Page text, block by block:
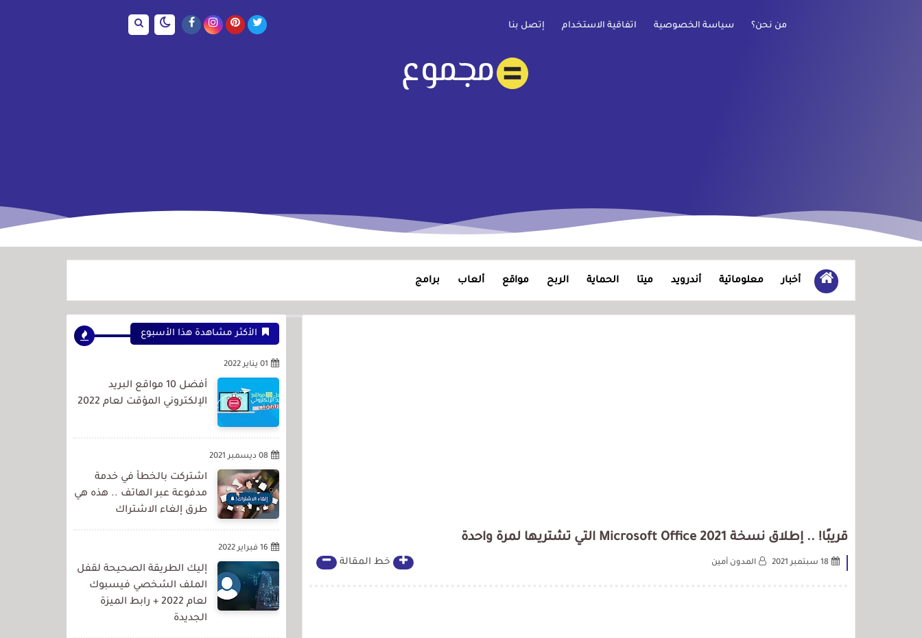
من نحن؟ سياسة الخصوصية اتفاقية الاستخدام إتصل بنا
أخبار معلوماتية أندرويد ميتا الحماية الربح مواقع ألعاب برامج
قريبًا! .. إطلاق نسخة Microsoft Office 2021 التي تشتريها لمرة واحدة
18 سبتمبر 2021 المدون أمين خط المقالة
الأكثر مشاهدة هذا الأسبوع
01 يناير 2022
أفضل 10 مواقع البريد
الإلكتروني المؤقت لعام 2022
08 ديسمبر 2021
اشتركت بالخطأ في خدمة
مدفوعة عبر الهاتف .. هذه هي
طرق إلغاء الاشتراك
16 فبراير 2022
إليك الطريقة الصحيحة لقفل
الملف الشخصي فيسبوك
لعام 2022 + رابط الميزة
الجديدة